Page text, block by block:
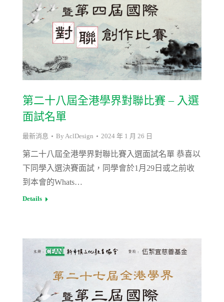
第二十八屆全港學界對聯比賽 – 入選
面試名單
最新消息 By AclDesign 2024 年 1 月 26 日
第二十八屆全港學界對聯比賽入選面試名單 恭喜以
下同學入選決賽面試，同學會於1月29日或之前收
到本會的Whats…
Details